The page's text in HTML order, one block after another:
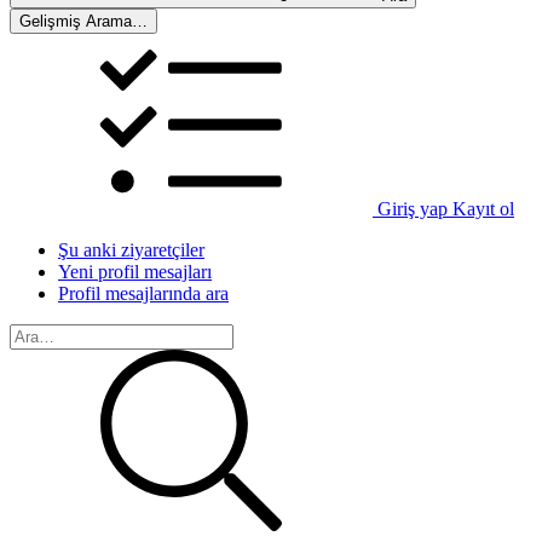
Gelişmiş Arama…
Giriş yap Kayıt ol
Şu anki ziyaretçiler
Yeni profil mesajları
Profil mesajlarında ara